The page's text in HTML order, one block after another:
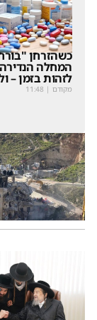
כשהזרחן
המחלה
לזהות בזמן –
מקודם |
11:48